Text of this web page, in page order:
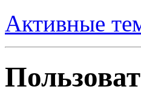
Активные